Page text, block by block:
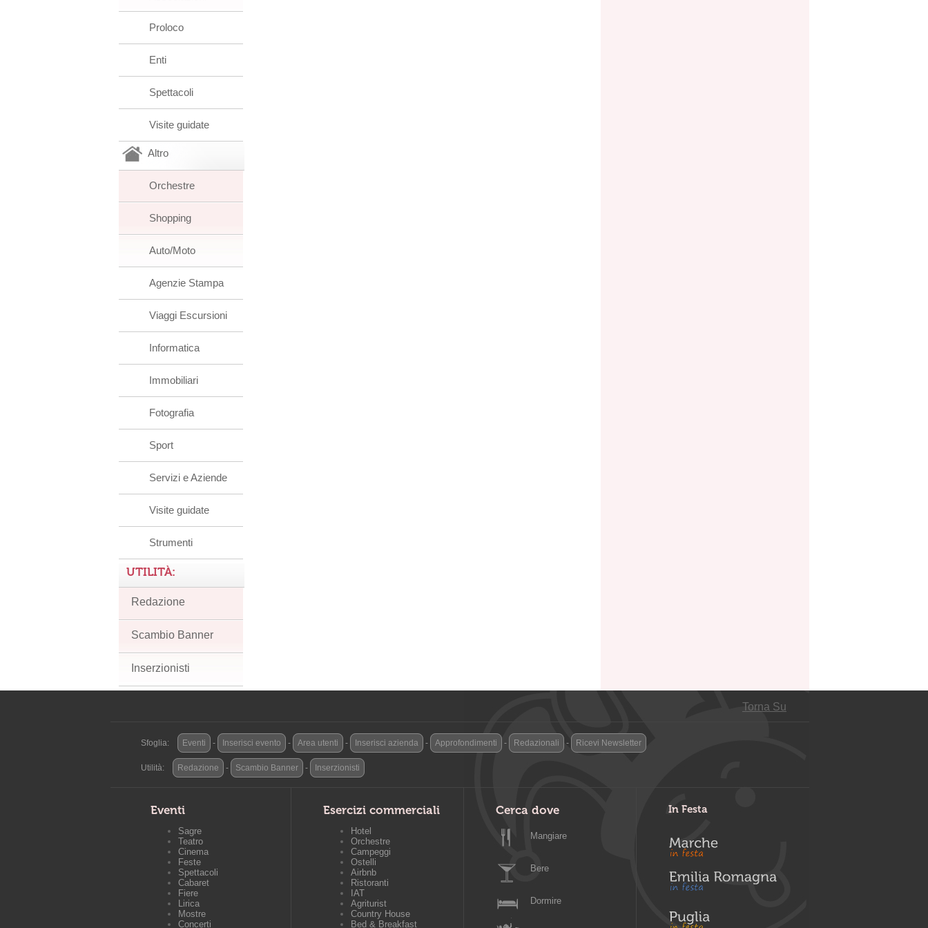
Proloco
Enti
Spettacoli
Visite guidate
Altro
Orchestre
Shopping
Auto/Moto
Agenzie Stampa
Viaggi Escursioni
Informatica
Immobiliari
Fotografia
Sport
Servizi e Aziende
Visite guidate
Strumenti
UTILITÀ:
Redazione
Scambio Banner
Inserzionisti
Torna Su
Sfoglia: Eventi - Inserisci evento - Area utenti - Inserisci azienda - Approfondimenti - Redazionali - Ricevi Newsletter
Utilità: Redazione - Scambio Banner - Inserzionisti
Eventi
Sagre
Teatro
Cinema
Feste
Spettacoli
Cabaret
Fiere
Lirica
Mostre
Concerti
Esercizi commerciali
Hotel
Orchestre
Campeggi
Ostelli
Airbnb
Ristoranti
IAT
Agriturist
Country House
Bed & Breakfast
Cerca dove
Mangiare
Bere
Dormire
In Festa